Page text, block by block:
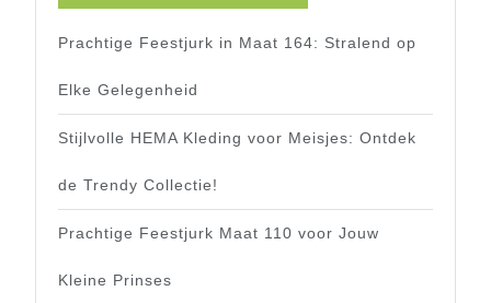
Prachtige Feestjurk in Maat 164: Stralend op
Elke Gelegenheid
Stijlvolle HEMA Kleding voor Meisjes: Ontdek
de Trendy Collectie!
Prachtige Feestjurk Maat 110 voor Jouw
Kleine Prinses